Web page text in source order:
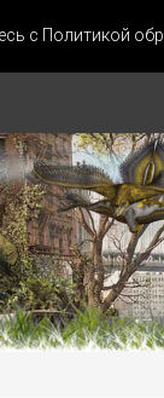
с Политикой